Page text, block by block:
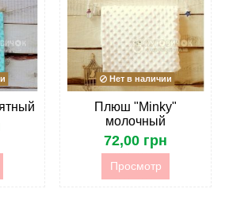
Нет в наличии
Плюш "Minky"
молочный
72,00 грн
Просмотр